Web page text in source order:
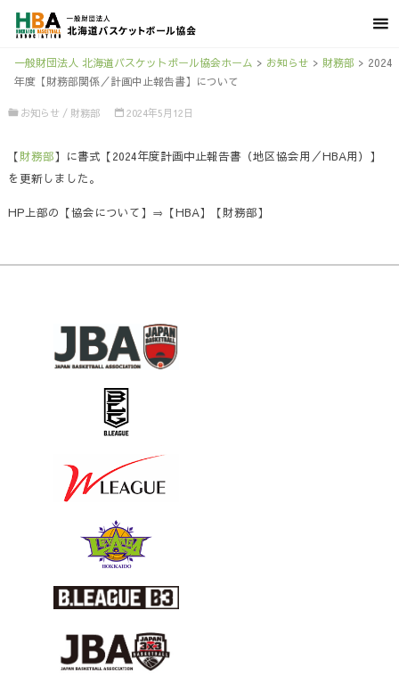
一般財団法人 北海道バスケットボール協会ホーム > お知らせ > 財務部 > 2024
年度【財務部関係／計画中止報告書】について
お知らせ / 財務部 2024年5月12日
【財務部】に書式【2024年度計画中止報告書（地区協会用／HBA用）】
を更新しました。
HP上部の【協会について】⇒【HBA】【財務部】